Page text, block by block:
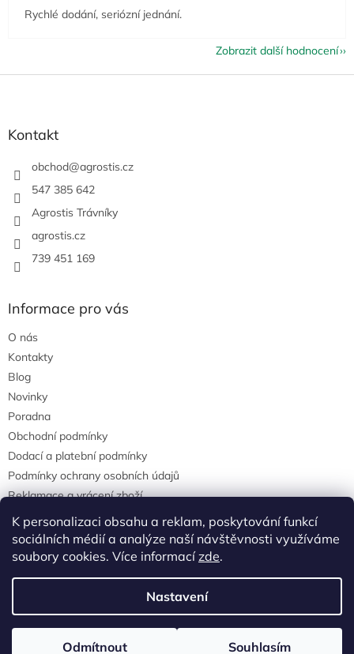
K personalizaci obsahu a reklam, poskytování funkcí
sociálních médií a analýze naší návštěvnosti využíváme
soubory cookies. Více informacízde.
Nastavení
Odmítnout Souhlasím
Rychlé dodání, seriózní jednání.
Zobrazit další hodnocení
Z
Kontakt
obchod@agrostis.cz
547 385 642
Agrostis Trávníky
agrostis.cz
739 451 169
Informace pro vás
O nás
Kontakty
Blog
Novinky
Poradna
Obchodní podmínky
Dodací a platební podmínky
Podmínky ochrany osobních údajů
Reklamace a vrácení zboží
agrostis.cz
Copyright 2026Agrostisobchod.cz. Všechna práva vyhrazena.
Upravit nastavení cookies